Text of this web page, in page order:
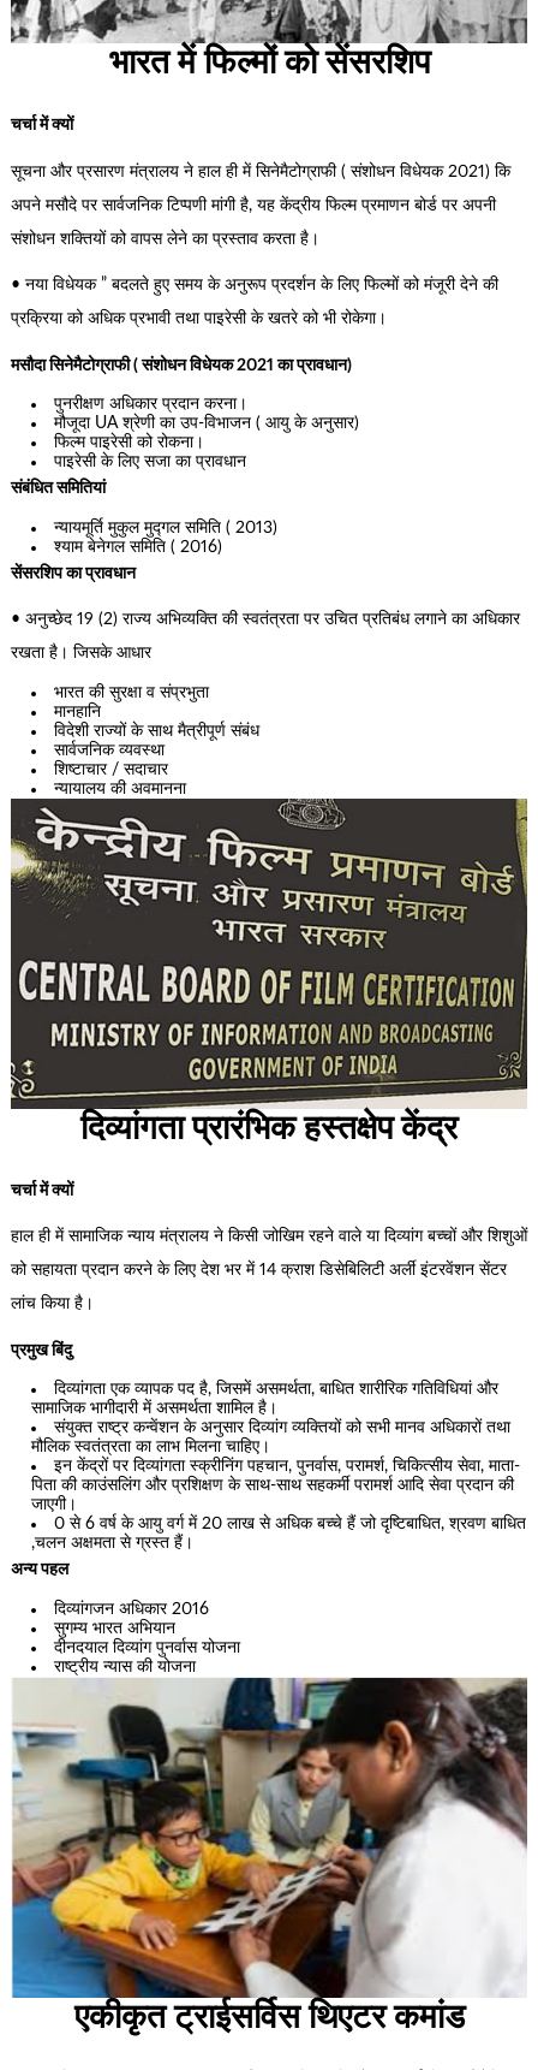
भारत में फिल्मों को सेंसरशिप
चर्चा में क्यों
सूचना और प्रसारण मंत्रालय ने हाल ही में सिनेमैटोग्राफी ( संशोधन विधेयक 2021) कि
अपने मसौदे पर सार्वजनिक टिप्पणी मांगी है, यह केंद्रीय फिल्म प्रमाणन बोर्ड पर अपनी
संशोधन शक्तियों को वापस लेने का प्रस्ताव करता है।
• नया विधेयक ” बदलते हुए समय के अनुरूप प्रदर्शन के लिए फिल्मों को मंजूरी देने की
प्रक्रिया को अधिक प्रभावी तथा पाइरेसी के खतरे को भी रोकेगा।
मसौदा सिनेमैटोग्राफी ( संशोधन विधेयक 2021 का प्रावधान)
पुनरीक्षण अधिकार प्रदान करना।
मौजूदा UA श्रेणी का उप-विभाजन ( आयु के अनुसार)
फिल्म पाइरेसी को रोकना।
पाइरेसी के लिए सजा का प्रावधान
संबंधित समितियां
न्यायमूर्ति मुकुल मुद्गल समिति ( 2013)
श्याम बेनेगल समिति ( 2016)
सेंसरशिप का प्रावधान
• अनुच्छेद 19 (2) राज्य अभिव्यक्ति की स्वतंत्रता पर उचित प्रतिबंध लगाने का अधिकार
रखता है। जिसके आधार
भारत की सुरक्षा व संप्रभुता
मानहानि
विदेशी राज्यों के साथ मैत्रीपूर्ण संबंध
सार्वजनिक व्यवस्था
शिष्टाचार / सदाचार
न्यायालय की अवमानना
दिव्यांगता प्रारंभिक हस्तक्षेप केंद्र
चर्चा में क्यों
हाल ही में सामाजिक न्याय मंत्रालय ने किसी जोखिम रहने वाले या दिव्यांग बच्चों और शिशुओं
को सहायता प्रदान करने के लिए देश भर में 14 क्राश डिसेबिलिटी अर्ली इंटरवेंशन सेंटर
लांच किया है।
प्रमुख बिंदु
दिव्यांगता एक व्यापक पद है, जिसमें असमर्थता, बाधित शारीरिक गतिविधियां और
सामाजिक भागीदारी में असमर्थता शामिल है।
संयुक्त राष्ट्र कन्वेंशन के अनुसार दिव्यांग व्यक्तियों को सभी मानव अधिकारों तथा
मौलिक स्वतंत्रता का लाभ मिलना चाहिए।
इन केंद्रों पर दिव्यांगता स्क्रीनिंग पहचान, पुनर्वास, परामर्श, चिकित्सीय सेवा, माता-
पिता की काउंसलिंग और प्रशिक्षण के साथ-साथ सहकर्मी परामर्श आदि सेवा प्रदान की
जाएगी।
0 से 6 वर्ष के आयु वर्ग में 20 लाख से अधिक बच्चे हैं जो दृष्टिबाधित, श्रवण बाधित
,चलन अक्षमता से ग्रस्त हैं।
अन्य पहल
दिव्यांगजन अधिकार 2016
सुगम्य भारत अभियान
दीनदयाल दिव्यांग पुनर्वास योजना
राष्ट्रीय न्यास की योजना
एकीकृत ट्राईसर्विस थिएटर कमांड